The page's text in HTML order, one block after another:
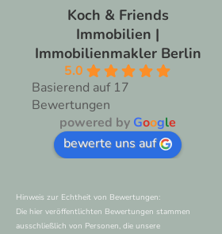
Koch & Friends
Immobilien |
Immobilienmakler Berlin
5.0
Basierend auf 17
Bewertungen
powered by Google
bewerte uns auf
Hinweis zur Echtheit von Bewertungen:
Die hier veröffentlichten Bewertungen stammen
ausschließlich von Personen, die unsere